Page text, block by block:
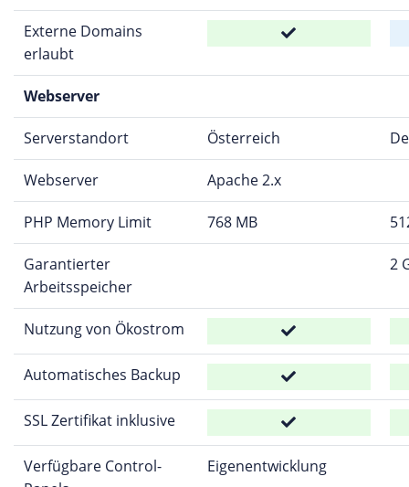
Externe Domains
erlaubt
Webserver
Serverstandort Österreich
Webserver Apache 2.x
PHP Memory Limit 768 MB
Garantierter
Arbeitsspeicher
2
Nutzung von Ökostrom
Automatisches Backup
SSL Zertifikat inklusive
Verfügbare Control-
Eigenentwicklung